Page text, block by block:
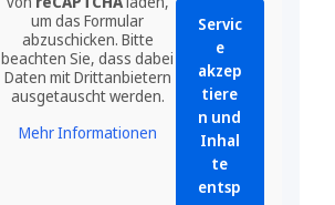
um das Formular
abzuschicken. Bitte
beachten Sie, dass dabei
Daten mit Drittanbietern
ausgetauscht werden.
Mehr Informationen
Servic
e
akzep
tiere
n und
Inhal
te
entsp